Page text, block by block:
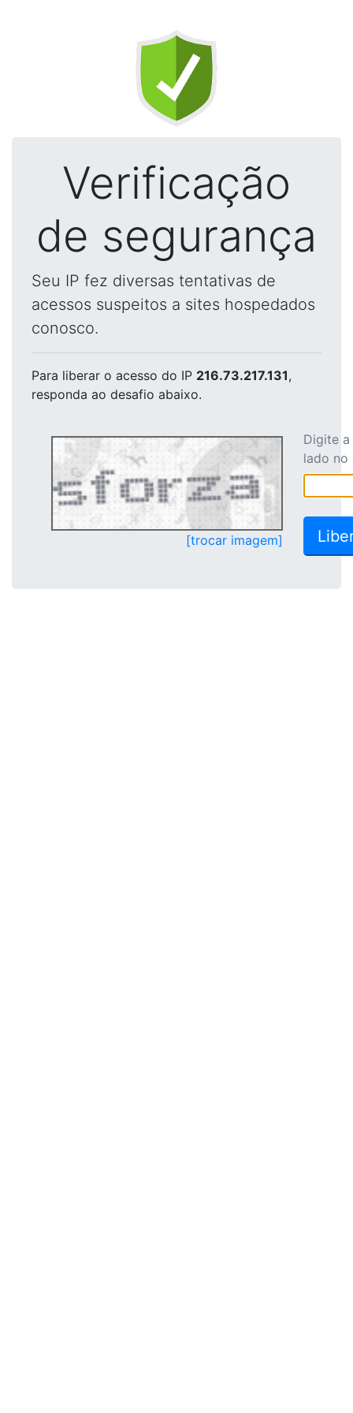
Verificação
de segurança
Seu IP fez diversas tentativas de
acessos suspeitos a sites hospedados
conosco.
Para liberar o acesso do IP 216.73.217.131,
responda ao desafio abaixo.
[trocar imagem]
Digite
lado no